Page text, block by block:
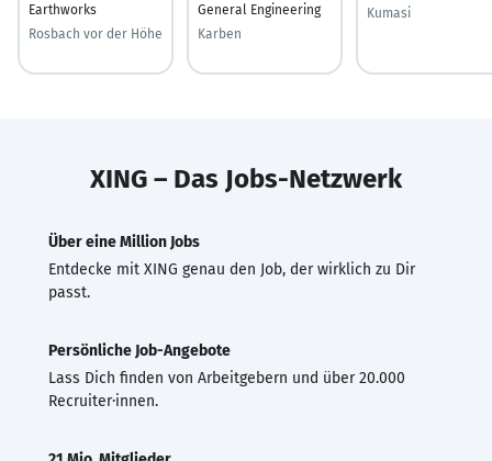
Earthworks
Rosbach vor der Höhe
General Engineering
Karben
Kumasi
XING – Das Jobs-Netzwerk
Über eine Million Jobs
Entdecke mit XING genau den Job, der wirklich zu Dir
passt.
Persönliche Job-Angebote
Lass Dich finden von Arbeitgebern und über 20.000
Recruiter·innen.